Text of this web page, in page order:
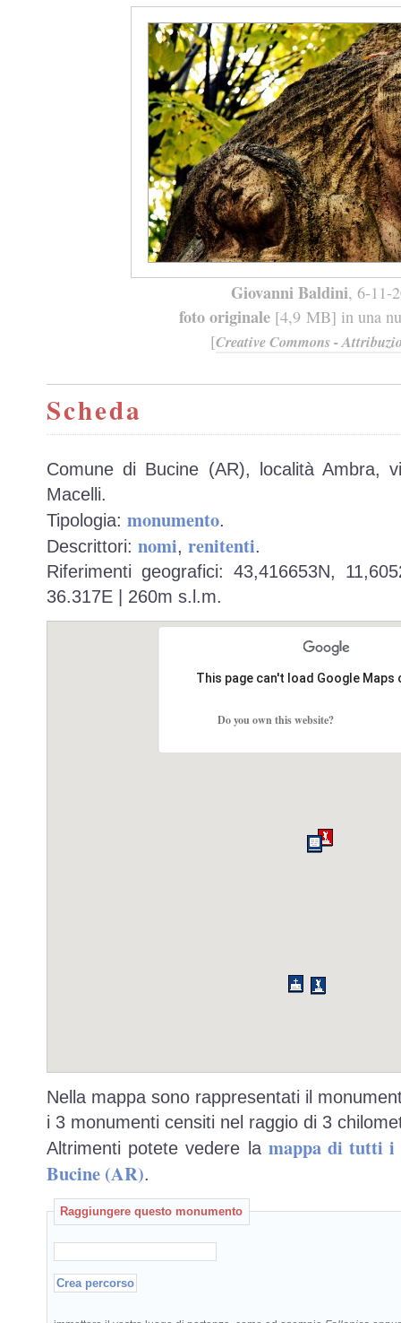
Giovanni Baldini, 6-11-
foto originale[4,9 MB] in una
[Creative Commons -
Scheda
Comune di Bucine (AR), località Ambra,
Macelli.
Tipologia: monumento.
Descrittori: nomi, renitenti.
Riferimenti geografici: 43,416653N,
36.317E | 260m s.l.m.
This page can't load Google
Do you own this website?
Nella mappa sono rappresentati il
i 3 monumenti censiti nel raggio di 3
Altrimenti potete vedere la mappa di tutti i
Bucine (AR).
Raggiungere questo monumento